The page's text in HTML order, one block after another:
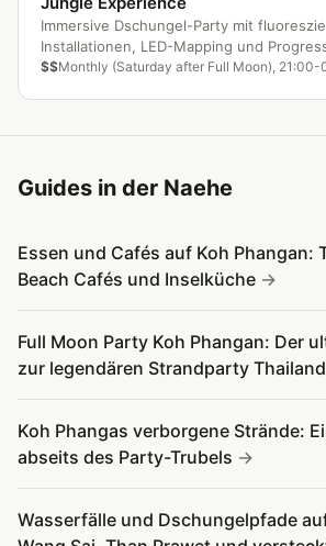
Immersive Dschungel-Party mit
Installationen, LED-Mapping und
einem natürlichen Amphitheater.
$$Monthly (Saturday after Full Moon), 21:00-
Guides in der Naehe
Essen und Cafés auf Koh Phangan:
Beach Cafés und Inselküche
Full Moon Party Koh Phangan: Der
zur legendären Strandparty
Koh Phangas verborgene Strände:
abseits des Party-Trubels
Wasserfälle und Dschungelpfade